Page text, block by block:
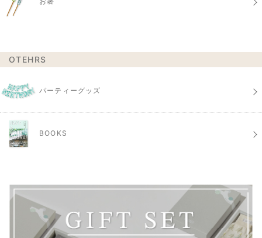
OTEHRS
パーティーグッズ
BOOKS